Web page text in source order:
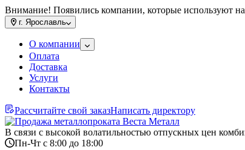
Внимание! Появились компании, которые используют
г. Ярославль
О компании
Оплата
Доставка
Услуги
Контакты
Рассчитайте свой заказНаписать директору
В связи с высокой волатильностью отпускных цен
Пн-Чт с 8:00 до 18:00